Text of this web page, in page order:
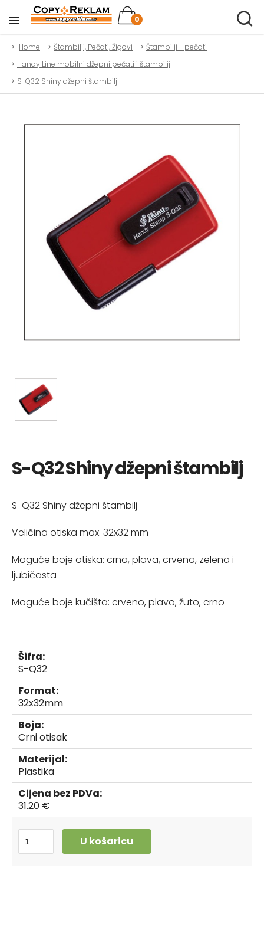
0
Home Štambilji, Pečati, Žigovi
Štambilji - pečati
Handy Line mobilni džepni pečati i štambilji
S-Q32 Shiny džepni štambilj
S-Q32 Shiny džepni štambilj
S-Q32 Shiny džepni štambilj
Veličina otiska max. 32x32 mm
Moguće boje otiska: crna, plava, crvena, zelena i
ljubičasta
Moguće boje kučišta: crveno, plavo, žuto, crno
Šifra:
S-Q32
Format:
32x32mm
Boja:
Crni otisak
Materijal:
Plastika
Cijena bez PDVa:
31.20 €
U košaricu